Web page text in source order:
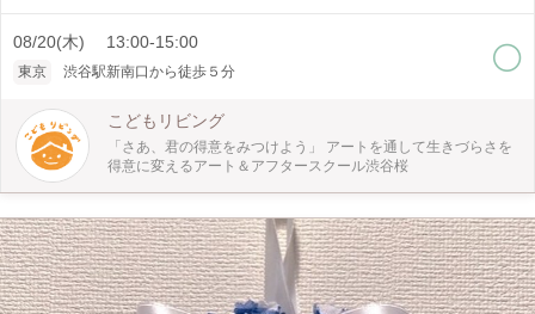
雲を浮かべて作ります。 ピンセットを使う細かい作業ですが、できあがりは空
を結晶にして閉じ込めたような美しさです。 自分だけの青空をつくって夏休み
08/20(木) 13:00-15:00
東京 渋谷駅新南口から徒歩５分
こどもリビング
「さあ、君の得意をみつけよう」 アートを通して生きづらさを
得意に変えるアート＆アフタースクール渋谷桜